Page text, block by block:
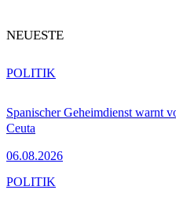
NEUESTE
Spanischer Geheimdienst warnt
Ceuta
06.08.2026
POLITIK
POLITIK